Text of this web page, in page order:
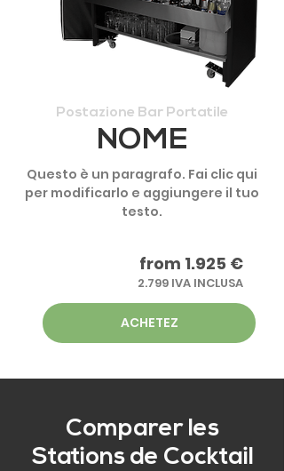
Postazione Bar Portatile
NOME
Questo è un paragrafo. Fai clic qui
per modificarlo e aggiungere il tuo
testo.
from 1.925 €
2.799 IVA INCLUSA
ACHETEZ
Comparer les
Stations de Cocktail